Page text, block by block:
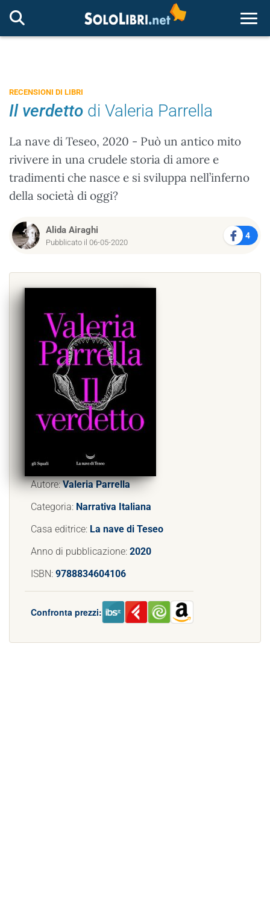
RECENSIONI DI LIBRI
Il verdetto di Valeria Parrella
La nave di Teseo, 2020 - Può un antico mito
rivivere in una crudele storia di amore e
tradimenti che nasce e si sviluppa nell’inferno
della società di oggi?
Alida Airaghi
Pubblicato il 06-05-2020
4
Autore:Valeria Parrella
Categoria: Narrativa Italiana
Casa editrice: La nave di Teseo
Anno di pubblicazione: 2020
ISBN: 9788834604106
Confronta prezzi: